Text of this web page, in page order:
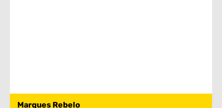
Marques Rebelo